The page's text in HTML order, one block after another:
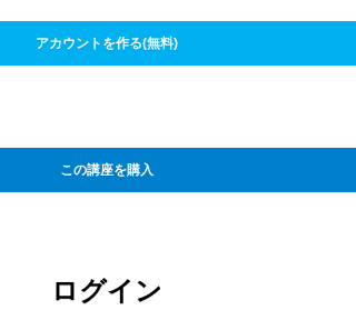
アカウントを作る(無料)
この講座を購入
ログイン